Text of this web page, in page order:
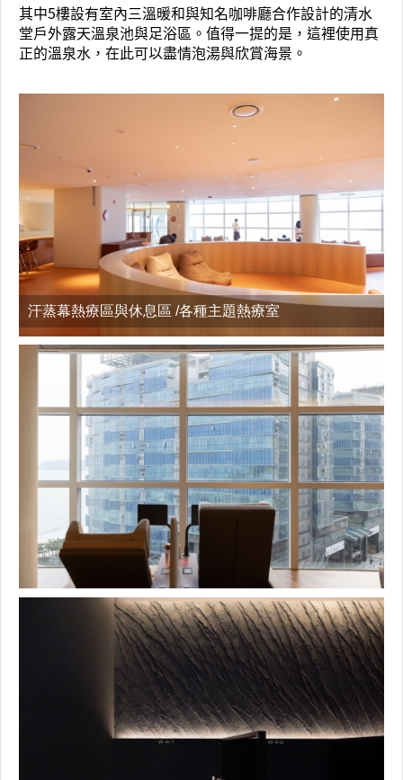
其中5樓設有室內三溫暖和與知名咖啡廳合作設計的清水
堂戶外露天溫泉池與足浴區。值得一提的是，這裡使用真
正的溫泉水，在此可以盡情泡湯與欣賞海景。
汗蒸幕熱療區與休息區 /各種主題熱療室